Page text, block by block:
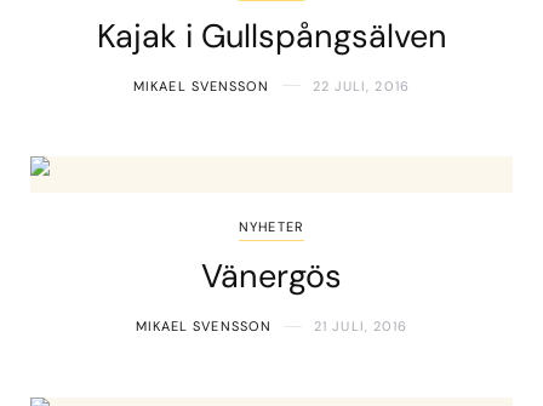
Kajak i Gullspångsälven
MIKAEL SVENSSON 22 JULI, 2016
NYHETER
Vänergös
MIKAEL SVENSSON 21 JULI, 2016